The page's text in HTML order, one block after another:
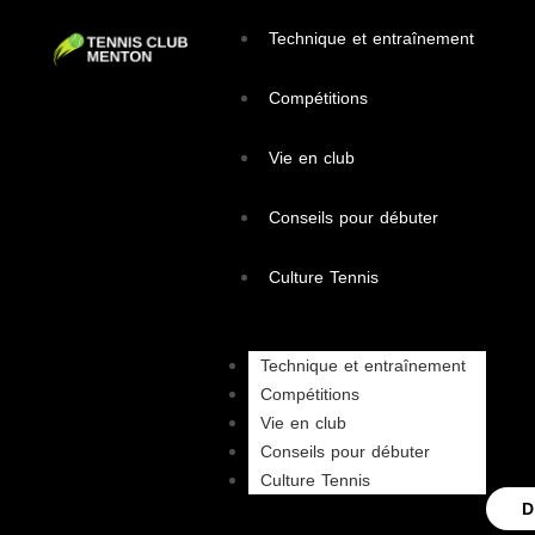
Technique et entraînement
Compétitions
Vie en club
Conseils pour débuter
Culture Tennis
Technique et entraînement
Compétitions
Vie en club
Conseils pour débuter
Culture Tennis